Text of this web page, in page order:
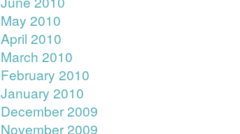
May 2010
April 2010
March 2010
February 2010
January 2010
December 2009
November 2009